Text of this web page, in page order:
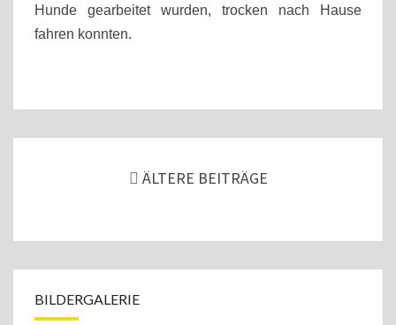
Hunde gearbeitet wurden, trocken nach Hause
fahren konnten.
ÄLTERE BEITRÄGE
BILDERGALERIE